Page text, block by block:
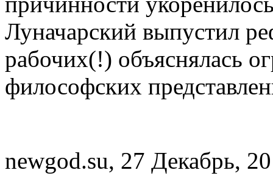
Луначарский выпустил
рабочих(!) объяснялась
философских
newgod.su, 27 Декабрь,